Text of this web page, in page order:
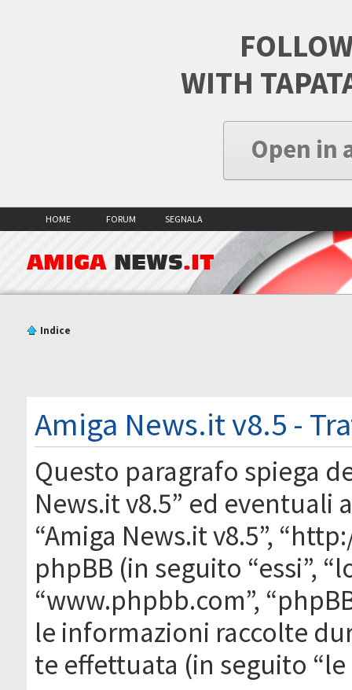
WITH
Open in
HOME FORUM SEGNALA
AMIGA NEWS.IT
Indice
Amiga News.it v8.5 -
Questo paragrafo spiega
News.it v8.5” ed eventuali
“Amiga News.it v8.5”,
phpBB (in seguito “essi”,
“www.phpbb.com”,
le informazioni raccolte
te effettuata (in seguito